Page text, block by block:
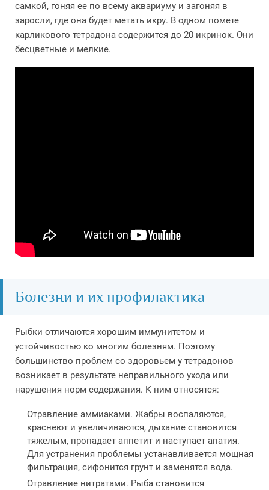
самкой, гоняя ее по всему аквариуму и загоняя в
заросли, где она будет метать икру. В одном помете
карликового тетрадона содержится до 20 икринок. Они
бесцветные и мелкие.
Болезни и их профилактика
Рыбки отличаются хорошим иммунитетом и
устойчивостью ко многим болезням. Поэтому
большинство проблем со здоровьем у тетрадонов
возникает в результате неправильного ухода или
нарушения норм содержания. К ним относятся:
Отравление аммиаками. Жабры воспаляются,
краснеют и увеличиваются, дыхание становится
тяжелым, пропадает аппетит и наступает апатия.
Для устранения проблемы устанавливается мощная
фильтрация, сифонится грунт и заменятся вода.
Отравление нитратами. Рыба становится